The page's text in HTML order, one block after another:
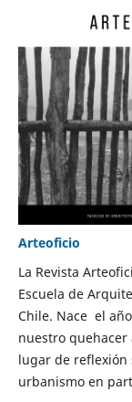
Arteoficio
La Revista
Escuela de
Chile. Nace el
nuestro
lugar de reflexión
urbanismo en